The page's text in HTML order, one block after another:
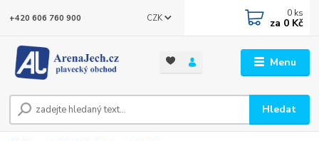
Menu
CZK
Hledat
+420 606 760 900 0 ks
za 0 Kč